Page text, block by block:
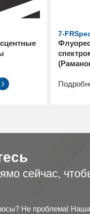
7-
сейчас,
Не проблема!